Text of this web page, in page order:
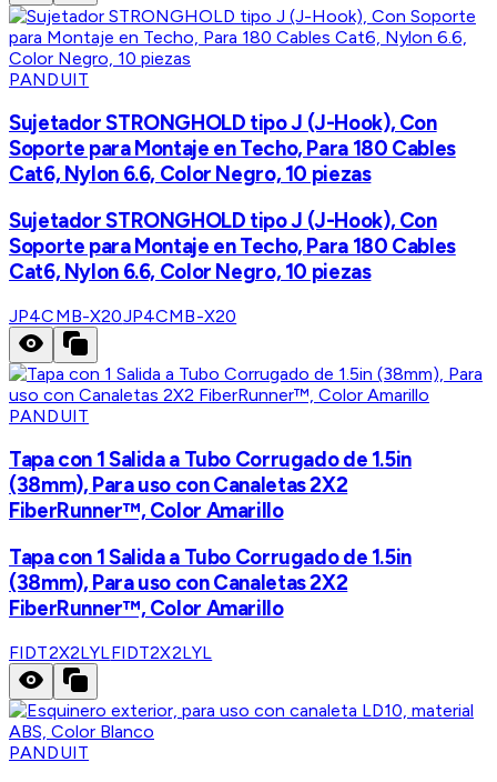
PANDUIT
Sujetador STRONGHOLD tipo J (J-Hook), Con
Soporte para Montaje en Techo, Para 180 Cables
Cat6, Nylon 6.6, Color Negro, 10 piezas
Sujetador STRONGHOLD tipo J (J-Hook), Con
Soporte para Montaje en Techo, Para 180 Cables
Cat6, Nylon 6.6, Color Negro, 10 piezas
JP4CMB-X20JP4CMB-X20
PANDUIT
Tapa con 1 Salida a Tubo Corrugado de 1.5in
(38mm), Para uso con Canaletas 2X2
FiberRunner™, Color Amarillo
Tapa con 1 Salida a Tubo Corrugado de 1.5in
(38mm), Para uso con Canaletas 2X2
FiberRunner™, Color Amarillo
FIDT2X2LYLFIDT2X2LYL
PANDUIT